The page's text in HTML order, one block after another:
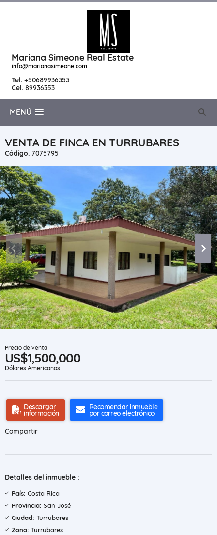
Mariana Simeone Real Estate
info@marianasimeone.com
Tel. +50689936353
Cel. 89936353
MENÚ
VENTA DE FINCA EN TURRUBARES
Código. 7075795
Precio de venta
US$1,500,000
Dólares Americanos
Descargar
información
Recomendar inmueble
por correo electrónico
Compartir
Detalles del inmueble :
País: Costa Rica
Provincia: San José
Ciudad: Turrubares
Zona: Turrubares